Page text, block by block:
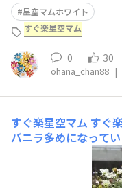
星空マムホワイト
すぐ楽星空マム
0 30
ohana_chan88 |
すぐ楽星空マム すぐ
バニラ多めになって
なんで現状はOKかな